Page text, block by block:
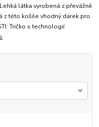
látka vyrobená z převážně
z této košile vhodný dárek pro
Tričko s technologií